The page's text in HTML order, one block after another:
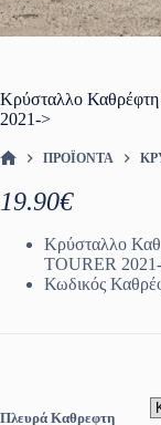
Κρύσταλλο
2021->
ΠΡΟΪΌΝΤΑ
19.90€
Κρύσταλλο
TOURER
Κωδικός
Πλευρά Καθρεφτη